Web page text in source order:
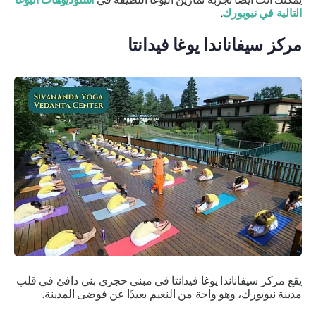
التالية في نيويورك.
مركز سيفاناندا يوغا فيدانتا
يقع مركز سيفاناندا يوغا فيدانتا في مبنى حجري بني دافئ في قلب
مدينة نيويورك، وهو واحة من النعيم بعيدًا عن فوضى المدينة.